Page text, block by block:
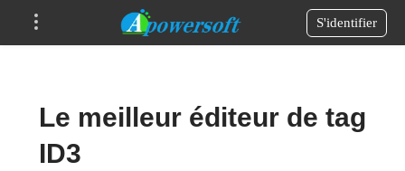
S'identifier
Le meilleur éditeur de tag
ID3